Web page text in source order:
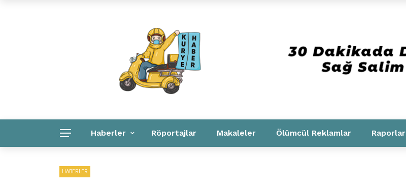
Haberler Röportajlar Makaleler Ölümcül Reklamlar Raporlar
HABERLER